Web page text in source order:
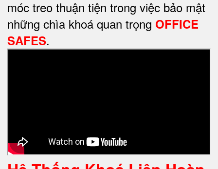
móc treo thuận tiện trong việc bảo mật
những chìa khoá quan trọng OFFICE
SAFES.